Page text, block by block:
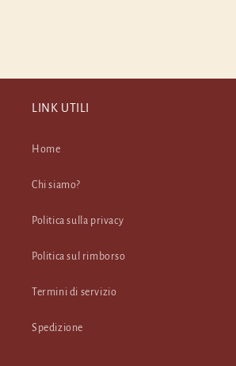
LINK UTILI
Home
Chi siamo?
Politica sulla privacy
Politica sul rimborso
Termini di servizio
Spedizione